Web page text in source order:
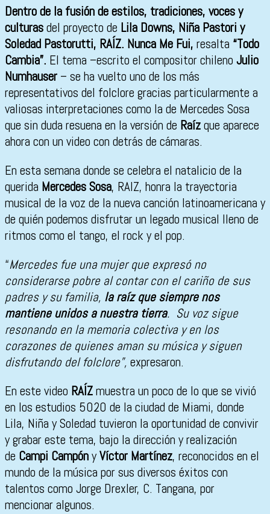
Dentro de la fusión de estilos, tradiciones, voces y
culturasdel proyecto de Lila Downs, Niña Pastori y
Soledad Pastorutti, RAÍZ. Nunca Me Fui, resalta “Todo
Cambia”. El tema –escrito el compositor chileno Julio
Numhauser – se ha vuelto uno de los más
representativos del folclore gracias particularmente a
valiosas interpretaciones como la de Mercedes Sosa
que sin duda resuena en la versión de Raízque aparece
ahora con un video con detrás de cámaras.
En esta semana donde se celebra el natalicio de la
querida Mercedes Sosa, RAIZ, honra la trayectoria
musical de la voz de la nueva canción latinoamericana y
de quién podemos disfrutar un legado musical lleno de
ritmos como el tango, el rock y el pop.
“Mercedes fue una mujer que expresó no
considerarse pobre al contar con el cariño de sus
padres y su familia, la raíz que siempre nos
mantiene unidos a nuestra tierra. Su voz sigue
resonando en la memoria colectiva y en los
corazones de quienes aman su música y siguen
disfrutando del folclore”, expresaron.
En este video RAÍZmuestra un poco de lo que se vivió
en los estudios 5020 de la ciudad de Miami, donde
Lila, Niña y Soledad tuvieron la oportunidad de convivir
y grabar este tema, bajo la dirección y realización
de Campi CampónyVíctor Martínez, reconocidos en el
mundo de la música por sus diversos éxitos con
talentos como Jorge Drexler, C. Tangana, por
mencionar algunos.